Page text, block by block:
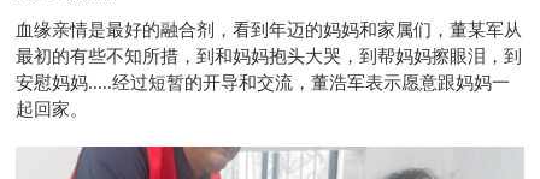
血缘亲情是最好的融合剂，看到年迈的妈妈和家属们，董某军从
最初的有些不知所措，到和妈妈抱头大哭，到帮妈妈擦眼泪，到
安慰妈妈.....经过短暂的开导和交流，董浩军表示愿意跟妈妈一
起回家。